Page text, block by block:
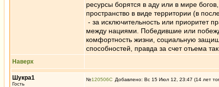
ресурсы борятся в аду или в мире
пространство в виде территории (в
- за исключительность или приоритет
между нациями. Победившие или
комфортность жизни, социальную
способностей, правда за счет отьема
Наверх
Шукра1
Гость
№120506 Добавлено: Вс 15 Июл 12, 23:47 (14 лет